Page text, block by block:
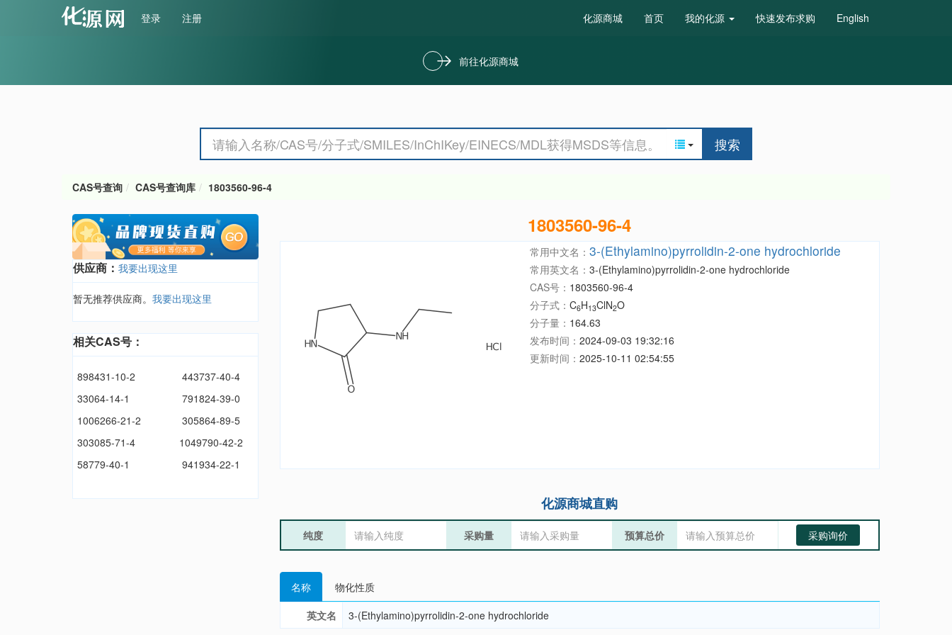
登录 注册 化源商城 首页 我的化源 快速发布求购 English
前往化源商城
搜索
CAS号查询 CAS号查询库 1803560-96-4
供应商： 我要出现这里
暂无推荐供应商。 我要出现这里
相关CAS号：
898431-10-2
443737-40-4
33064-14-1
791824-39-0
1006266-21-2
305864-89-5
303085-71-4
1049790-42-2
58779-40-1
941934-22-1
1803560-96-4
常用中文名： 3-(Ethylamino)pyrrolidin-2-one hydrochloride
常用英文名： 3-(Ethylamino)pyrrolidin-2-one hydrochloride
CAS号： 1803560-96-4
分子式： C6H13ClN2O
分子量： 164.63
发布时间： 2024-09-03 19:32:16
更新时间： 2025-10-11 02:54:55
化源商城直购
纯度 采购量 预算总价 采购询价
名称
物化性质
英文名
3-(Ethylamino)pyrrolidin-2-one hydrochloride